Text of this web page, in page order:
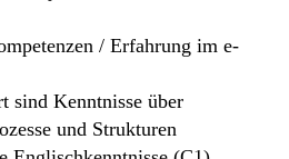
/ Erfahrung im e-
sind Kenntnisse über
und Strukturen